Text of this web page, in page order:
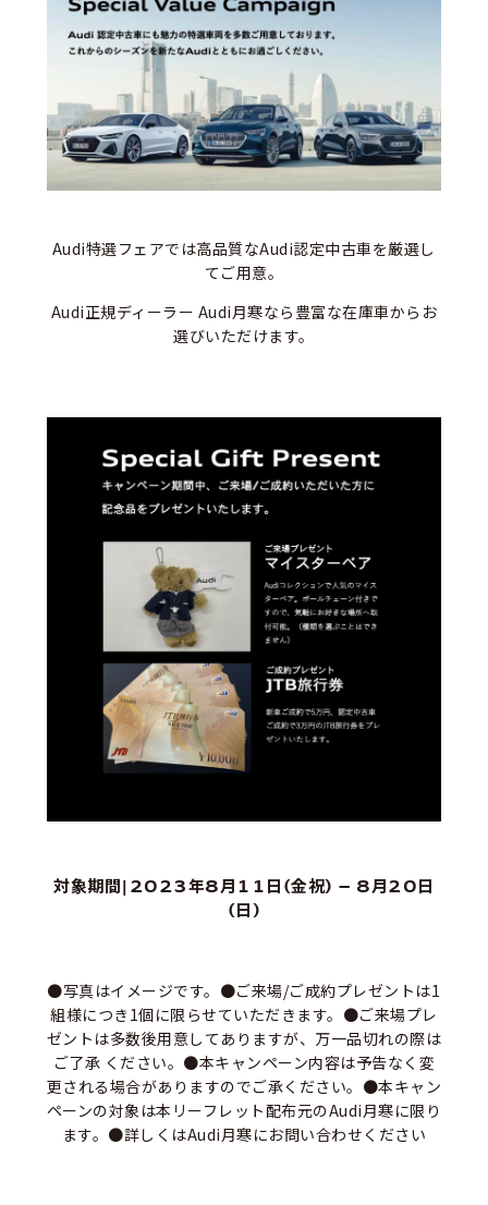
Audi特選フェアでは高品質なAudi認定中古車を厳選し
てご用意。
Audi正規ディーラー Audi月寒なら豊富な在庫車からお
選びいただけます。
対象期間|2023年8月11日(金祝) – 8月20日
(日)
●写真はイメージです。●ご来場/ご成約プレゼントは1
組様につき1個に限らせていただきます。●ご来場プレ
ゼントは多数後用意してありますが、万一品切れの際は
ご了承 ください。●本キャンペーン内容は予告なく変
更される場合がありますのでご承ください。●本キャン
ペーンの対象は本リーフレット配布元のAudi月寒に限り
ます。●詳しくはAudi月寒にお問い合わせください